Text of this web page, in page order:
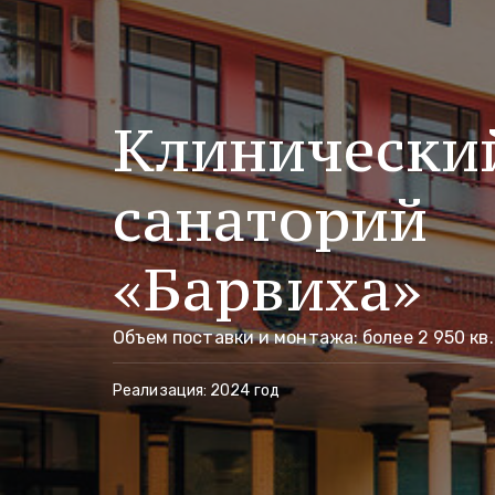
санаторий
«Барвиха»
Объем поставки и монтажа: более 2 950
Реализация: 2024 год